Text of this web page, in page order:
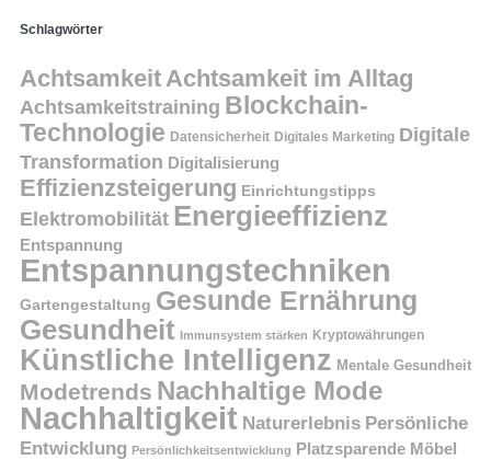
Schlagwörter
Achtsamkeit Achtsamkeit im Alltag
Achtsamkeitstraining Blockchain-
Technologie Datensicherheit Digitales Marketing Digitale
Transformation Digitalisierung
Effizienzsteigerung Einrichtungstipps
Elektromobilität Energieeffizienz
Entspannung
Entspannungstechniken
Gartengestaltung Gesunde Ernährung
Gesundheit Immunsystem stärken Kryptowährungen
Künstliche Intelligenz Mentale Gesundheit
Modetrends Nachhaltige Mode
Nachhaltigkeit Naturerlebnis Persönliche
Entwicklung Persönlichkeitsentwicklung Platzsparende Möbel